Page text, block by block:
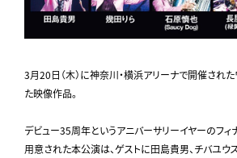
3月20日（木）に神奈川・横浜アリーナで開催され
た映像作品。
デビュー35周年というアニバーサリーイヤーのフィ
用意された本公演は、ゲストに田島貴男、チバユウ